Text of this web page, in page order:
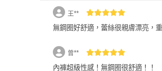
王**
無鋼圈好舒適，蕾絲很親膚漂亮，
曾**
內褲超級性感！無鋼圈很舒適！！